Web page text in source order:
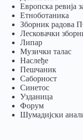
Европска ревија
Eтноботаника
Зборник радова
Лесковачки
Липар
Музички талас
Наслеђе
Пешчаник
Саборност
Синетос
Узданица
Форум
Шумадијски